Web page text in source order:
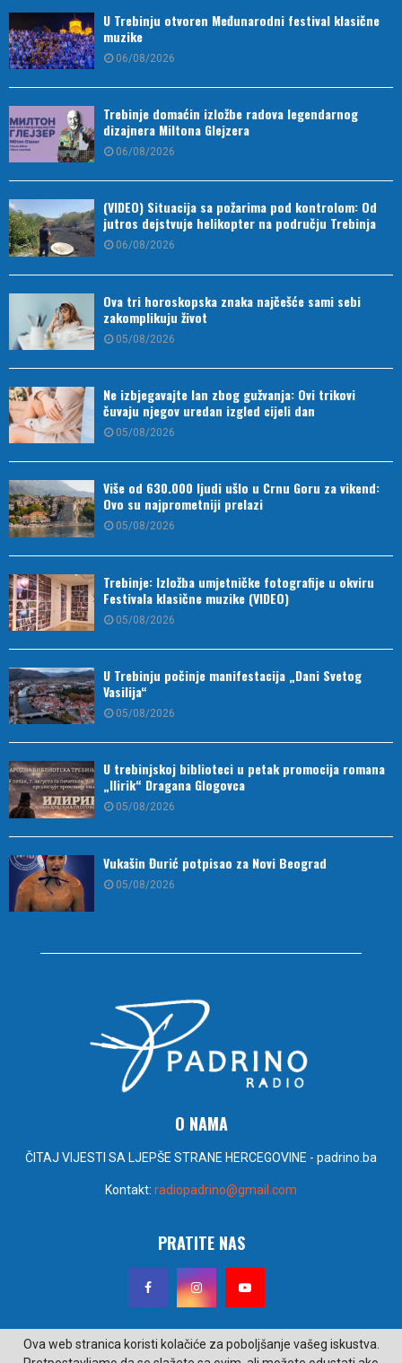
U Trebinju otvoren Međunarodni festival klasične
muzike
06/08/2026
Trebinje domaćin izložbe radova legendarnog
dizajnera Miltona Glejzera
06/08/2026
(VIDEO) Situacija sa požarima pod kontrolom: Od
jutros dejstvuje helikopter na području Trebinja
06/08/2026
Ova tri horoskopska znaka najčešće sami sebi
zakomplikuju život
05/08/2026
Ne izbjegavajte lan zbog gužvanja: Ovi trikovi
čuvaju njegov uredan izgled cijeli dan
05/08/2026
Više od 630.000 ljudi ušlo u Crnu Goru za vikend:
Ovo su najprometniji prelazi
05/08/2026
Trebinje: Izložba umjetničke fotografije u okviru
Festivala klasične muzike (VIDEO)
05/08/2026
U Trebinju počinje manifestacija „Dani Svetog
Vasilija“
05/08/2026
U trebinjskoj biblioteci u petak promocija romana
„Ilirik“ Dragana Glogovca
05/08/2026
Vukašin Đurić potpisao za Novi Beograd
05/08/2026
O NAMA
ČITAJ VIJESTI SA LJEPŠE STRANE HERCEGOVINE - padrino.ba
Kontakt: radiopadrino@gmail.com
PRATITE NAS
Ova web stranica koristi kolačiće za poboljšanje vašeg iskustva.